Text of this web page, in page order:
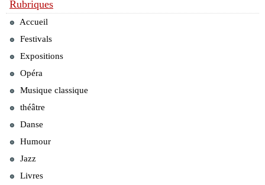
Rubriques
Accueil
Festivals
Expositions
Opéra
Musique classique
théâtre
Danse
Humour
Jazz
Livres